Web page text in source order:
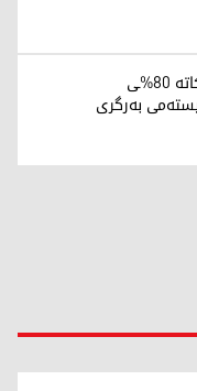
پێنتاگۆن رەتی دەکاتە 80%ـی
بەرگری